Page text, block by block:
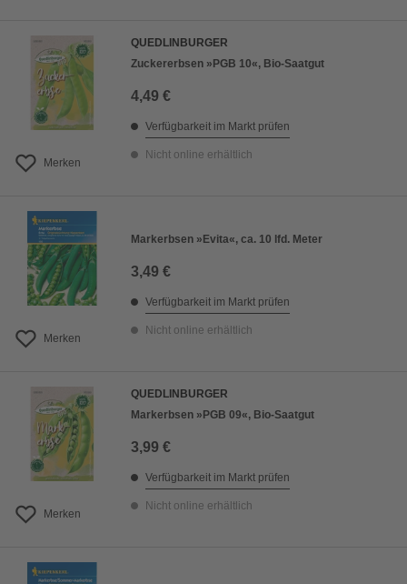
Merken
QUEDLINBURGER
Zuckererbsen »PGB 10«, Bio-Saatgut
4,49 €
Verfügbarkeit im Markt prüfen
Nicht online erhältlich
Merken
Markerbsen »Evita«, ca. 10 lfd. Meter
3,49 €
Verfügbarkeit im Markt prüfen
Nicht online erhältlich
Merken
QUEDLINBURGER
Markerbsen »PGB 09«, Bio-Saatgut
3,99 €
Verfügbarkeit im Markt prüfen
Nicht online erhältlich